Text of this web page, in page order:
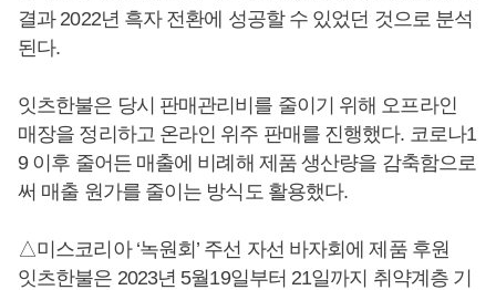
결과 2022년 흑자 전환에 성공할 수 있었던 것으로 분석
된다.
잇츠한불은 당시 판매관리비를 줄이기 위해 오프라인
매장을 정리하고 온라인 위주 판매를 진행했다. 코로나1
9 이후 줄어든 매출에 비례해 제품 생산량을 감축함으로
써 매출 원가를 줄이는 방식도 활용했다.
△미스코리아 ‘녹원회’ 주선 자선 바자회에 제품 후원
잇츠한불은 2023년 5월19일부터 21일까지 취약계층 기